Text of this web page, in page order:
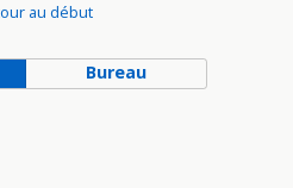
au début
Bureau